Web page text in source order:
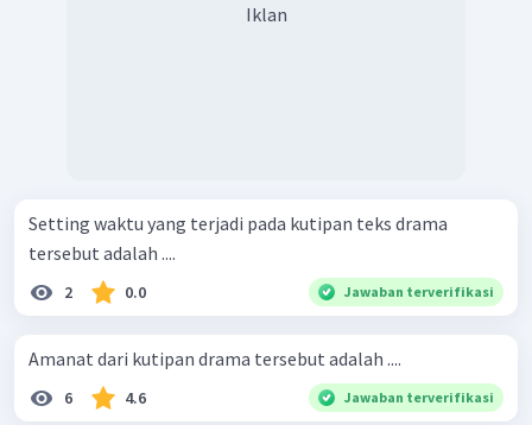
Iklan
Setting waktu yang terjadi pada kutipan teks drama
tersebut adalah ....
2 0.0 Jawaban terverifikasi
Amanat dari kutipan drama tersebut adalah ....
6 4.6 Jawaban terverifikasi